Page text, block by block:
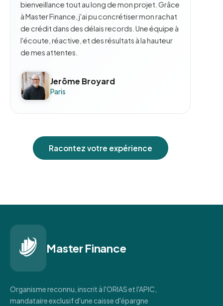
bienveillance tout au long de mon projet. Grâce
à Master Finance, j'ai pu concrétiser mon rachat
de crédit dans des délais records. Une équipe à
l'écoute, réactive, et des résultats à la hauteur
de mes attentes.
Jerôme Broyard
Paris
Racontez votre expérience
Master Finance
Organisme reconnu, inscrit à l'ORIAS et l'APIC,
mandataire exclusif d'une caisse d'épargne